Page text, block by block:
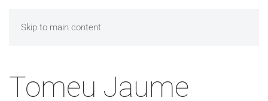
Skip to main content
Tomeu Jaume